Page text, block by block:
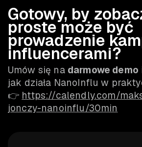
Gotowy, by
proste może być
prowadzenie
influencerami?
Umów się na darmowe demo
jak działa NanoInflu w
👉 https://calendly.com/
jonczy-nanoinflu/30min